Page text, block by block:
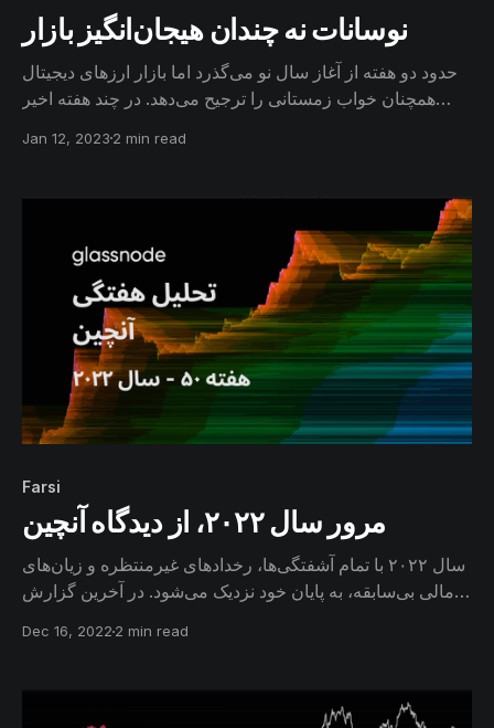
نوسانات نه‌ چندان هیجان‌انگیز بازار
حدود دو هفته از آغاز سال نو می‌گذرد اما بازار ارزهای دیجیتال
همچنان خواب زمستانی را ترجیح می‌دهد. در چند هفته اخیر
نمونه‌های سابق، نوسانات بسیار ضعیف، یا افت قیمت را به
است.
Jan 12, 2023 2 min read
Farsi
مرور سال ۲۰۲۲، از دیدگاه آنچین
سال ۲۰۲۲ با تمام آشفتگی‌ها، رخدادهای غیرمنتظره و زیان‌های
مالی بی‌سابقه، به پایان خود نزدیک می‌شود. در آخرین گزارش
Dec 16, 2022 2 min read